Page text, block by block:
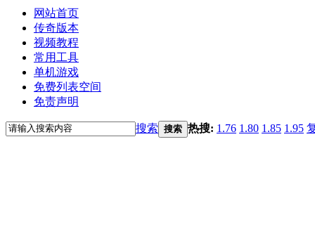
网站首页
传奇版本
视频教程
常用工具
单机游戏
免费列表空间
免责声明
搜索 搜索 热搜: 1.76 1.80 1.85 1.95